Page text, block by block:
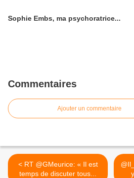
Sophie Embs, ma psychoratrice...
Commentaires
Ajouter un commentaire
< RT @GMeurice: « Il est
temps de discuter tous...